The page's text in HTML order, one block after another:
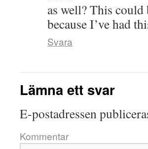
as well? This
because I’ve had
Svara
Lämna ett svar
E-postadressen
Kommentar